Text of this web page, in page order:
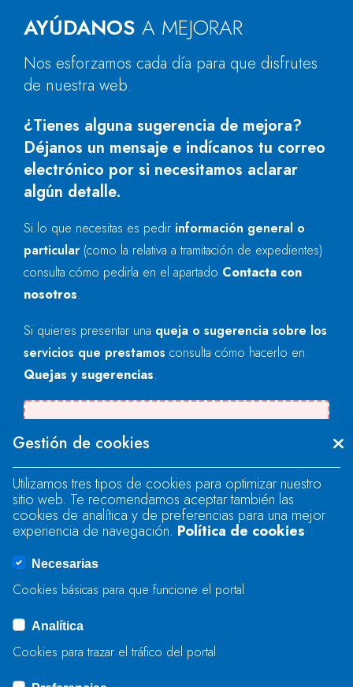
AYÚDANOS A MEJORAR
Nos esforzamos cada día para que disfrutes
de nuestra web.
¿Tienes alguna sugerencia de mejora?
Déjanos un mensaje e indícanos tu correo
electrónico por si necesitamos aclarar
algún detalle.
Si lo que necesitas es pedir información general o
particular (como la relativa a tramitación de expedientes)
consulta cómo pedirla en el apartado Contacta con
nosotros.
Si quieres presentar una queja o sugerencia sobre los
servicios que prestamos consulta cómo hacerlo en
Quejas y sugerencias.
"text".
Se produjo un error al cargar el campo
"text".
Se produjo un error al cargar el campo
ENVIAR
Gestión de cookies
Utilizamos tres tipos de cookies para optimizar nuestro
sitio web. Te recomendamos aceptar también las
cookies de analítica y de preferencias para una mejor
experiencia de navegación. Política de cookies
Necesarias
Cookies básicas para que funcione el portal
Analítica
Cookies para trazar el tráfico del portal